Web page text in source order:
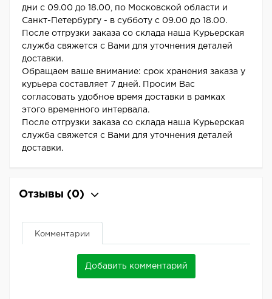
дни с 09.00 до 18.00, по Московской области и
Санкт-Петербургу - в субботу с 09.00 до 18.00.
После отгрузки заказа со склада наша Курьерская
служба свяжется с Вами для уточнения деталей
доставки.
Обращаем ваше внимание: срок хранения заказа у
курьера составляет 7 дней. Просим Вас
согласовать удобное время доставки в рамках
этого временного интервала.
После отгрузки заказа со склада наша Курьерская
служба свяжется с Вами для уточнения деталей
доставки.
Отзывы (0)
Комментарии
Добавить комментарий